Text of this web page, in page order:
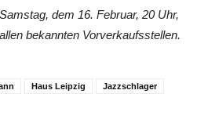
dem 16. Februar, 20 Uhr,
bekannten Vorverkaufsstellen.
Haus Leipzig
Jazzschlager